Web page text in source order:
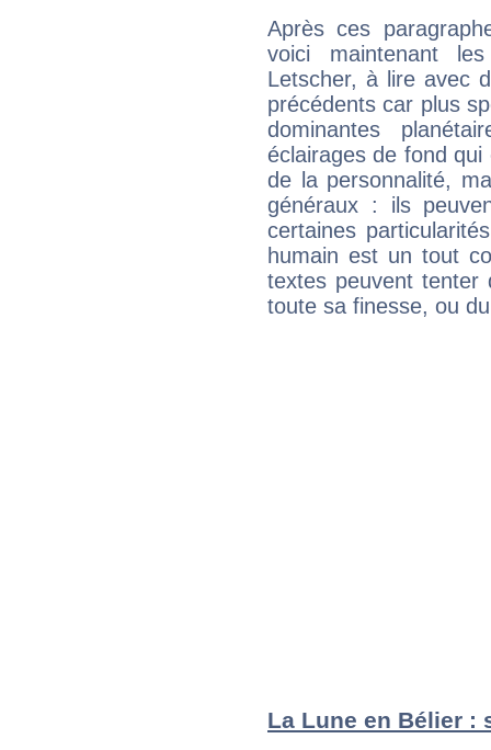
Après ces
voici maintenant
Letscher, à lire avec
précédents car plus
dominantes
éclairages de fond
de la personnalité,
généraux : ils
certaines
humain est un tout
textes peuvent tenter
toute sa finesse, ou
La Lune en Bélier :